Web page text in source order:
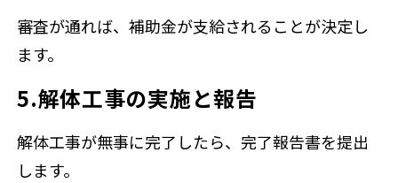
審査が通れば、補助金が支給されることが決定し
ます。
5.解体工事の実施と報告
解体工事が無事に完了したら、完了報告書を提出
します。